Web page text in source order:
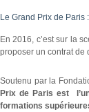
Le Grand Prix de Paris
En 2016, c’est sur la
proposer un contrat de
Soutenu par la
Prix de Paris est
formations